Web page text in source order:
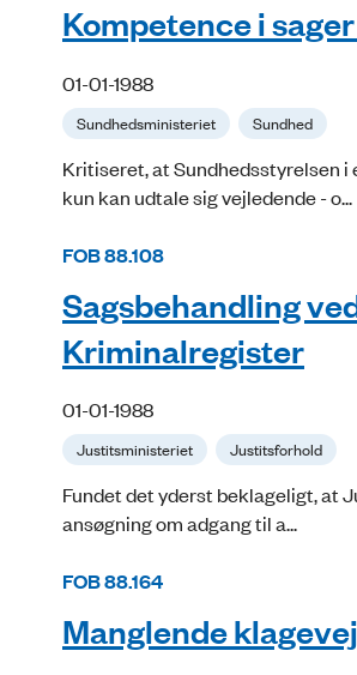
Kompetence i
01-01-1988
Sundhedsministeriet Sundhed
Kritiseret, at Sundhedsstyrelsen i
kun kan udtale sig vejledende - o...
FOB 88.108
Sagsbehandling
Kriminalregister
01-01-1988
Justitsministeriet Justitsforhold
Fundet det yderst beklageligt, at
ansøgning om adgang til a...
FOB 88.164
Manglende